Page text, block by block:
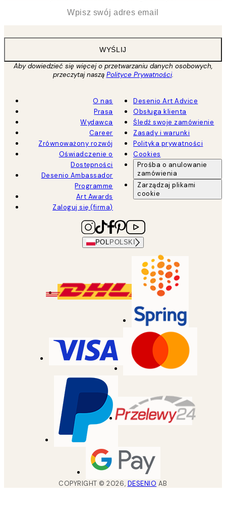
WYŚLIJ
Aby dowiedzieć się więcej o przetwarzaniu danych osobowych,
przeczytaj naszą Polityce Prywatności.
O nas
Prasa
Wydawca
Career
Zrównoważony rozwój
Oświadczenie o
Dostępności
Desenio Ambassador
Programme
Art Awards
Zaloguj się (firma)
Desenio Art Advice
Obsługa klienta
Śledź swoje zamówienie
Zasady i warunki
Polityka prywatności
Cookies
Prośba o anulowanie
zamówienia
Zarządzaj plikami
cookie
POL POLSKI
COPYRIGHT ©2026, DESENIO AB